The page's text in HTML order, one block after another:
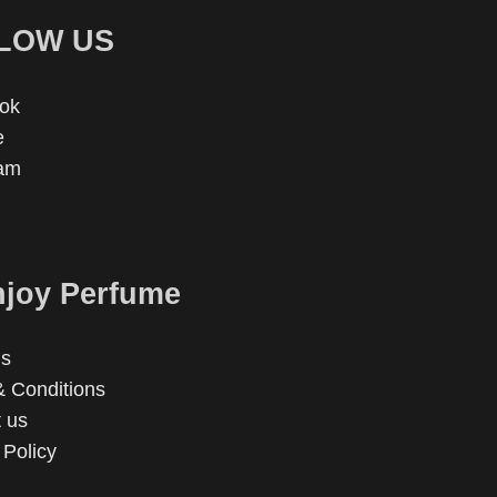
US
Perfume
Conditions
us